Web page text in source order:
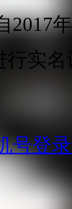
2017
行实名
号登录